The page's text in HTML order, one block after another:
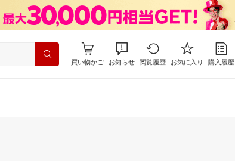
買い物かご お知らせ 閲覧履歴 お気に入り 購入履歴